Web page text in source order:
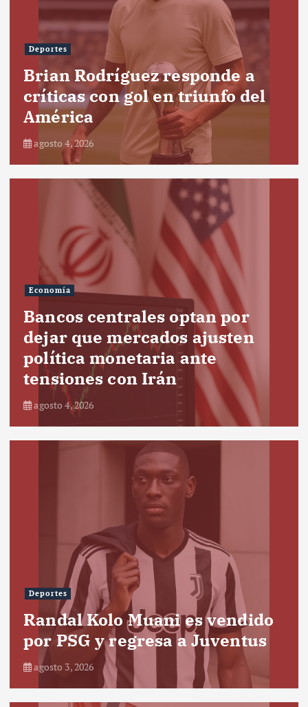
Deportes
Brian Rodríguez responde a
críticas con gol en triunfo del
América
agosto 4, 2026
Economía
Bancos centrales optan por
dejar que mercados ajusten
política monetaria ante
tensiones con Irán
agosto 4, 2026
Deportes
Randal Kolo Muani es vendido
por PSG y regresa a Juventus
agosto 3, 2026